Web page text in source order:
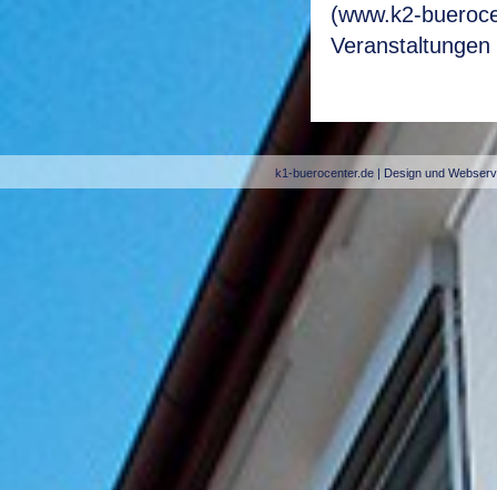
(www.k2-
k1-buerocenter.de | Design und